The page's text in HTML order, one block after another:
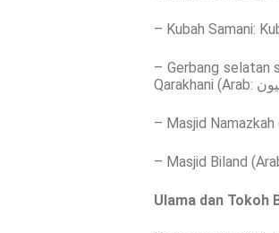
– Kubah Samani:
– Gerbang selatan
Ulama dan Tokoh